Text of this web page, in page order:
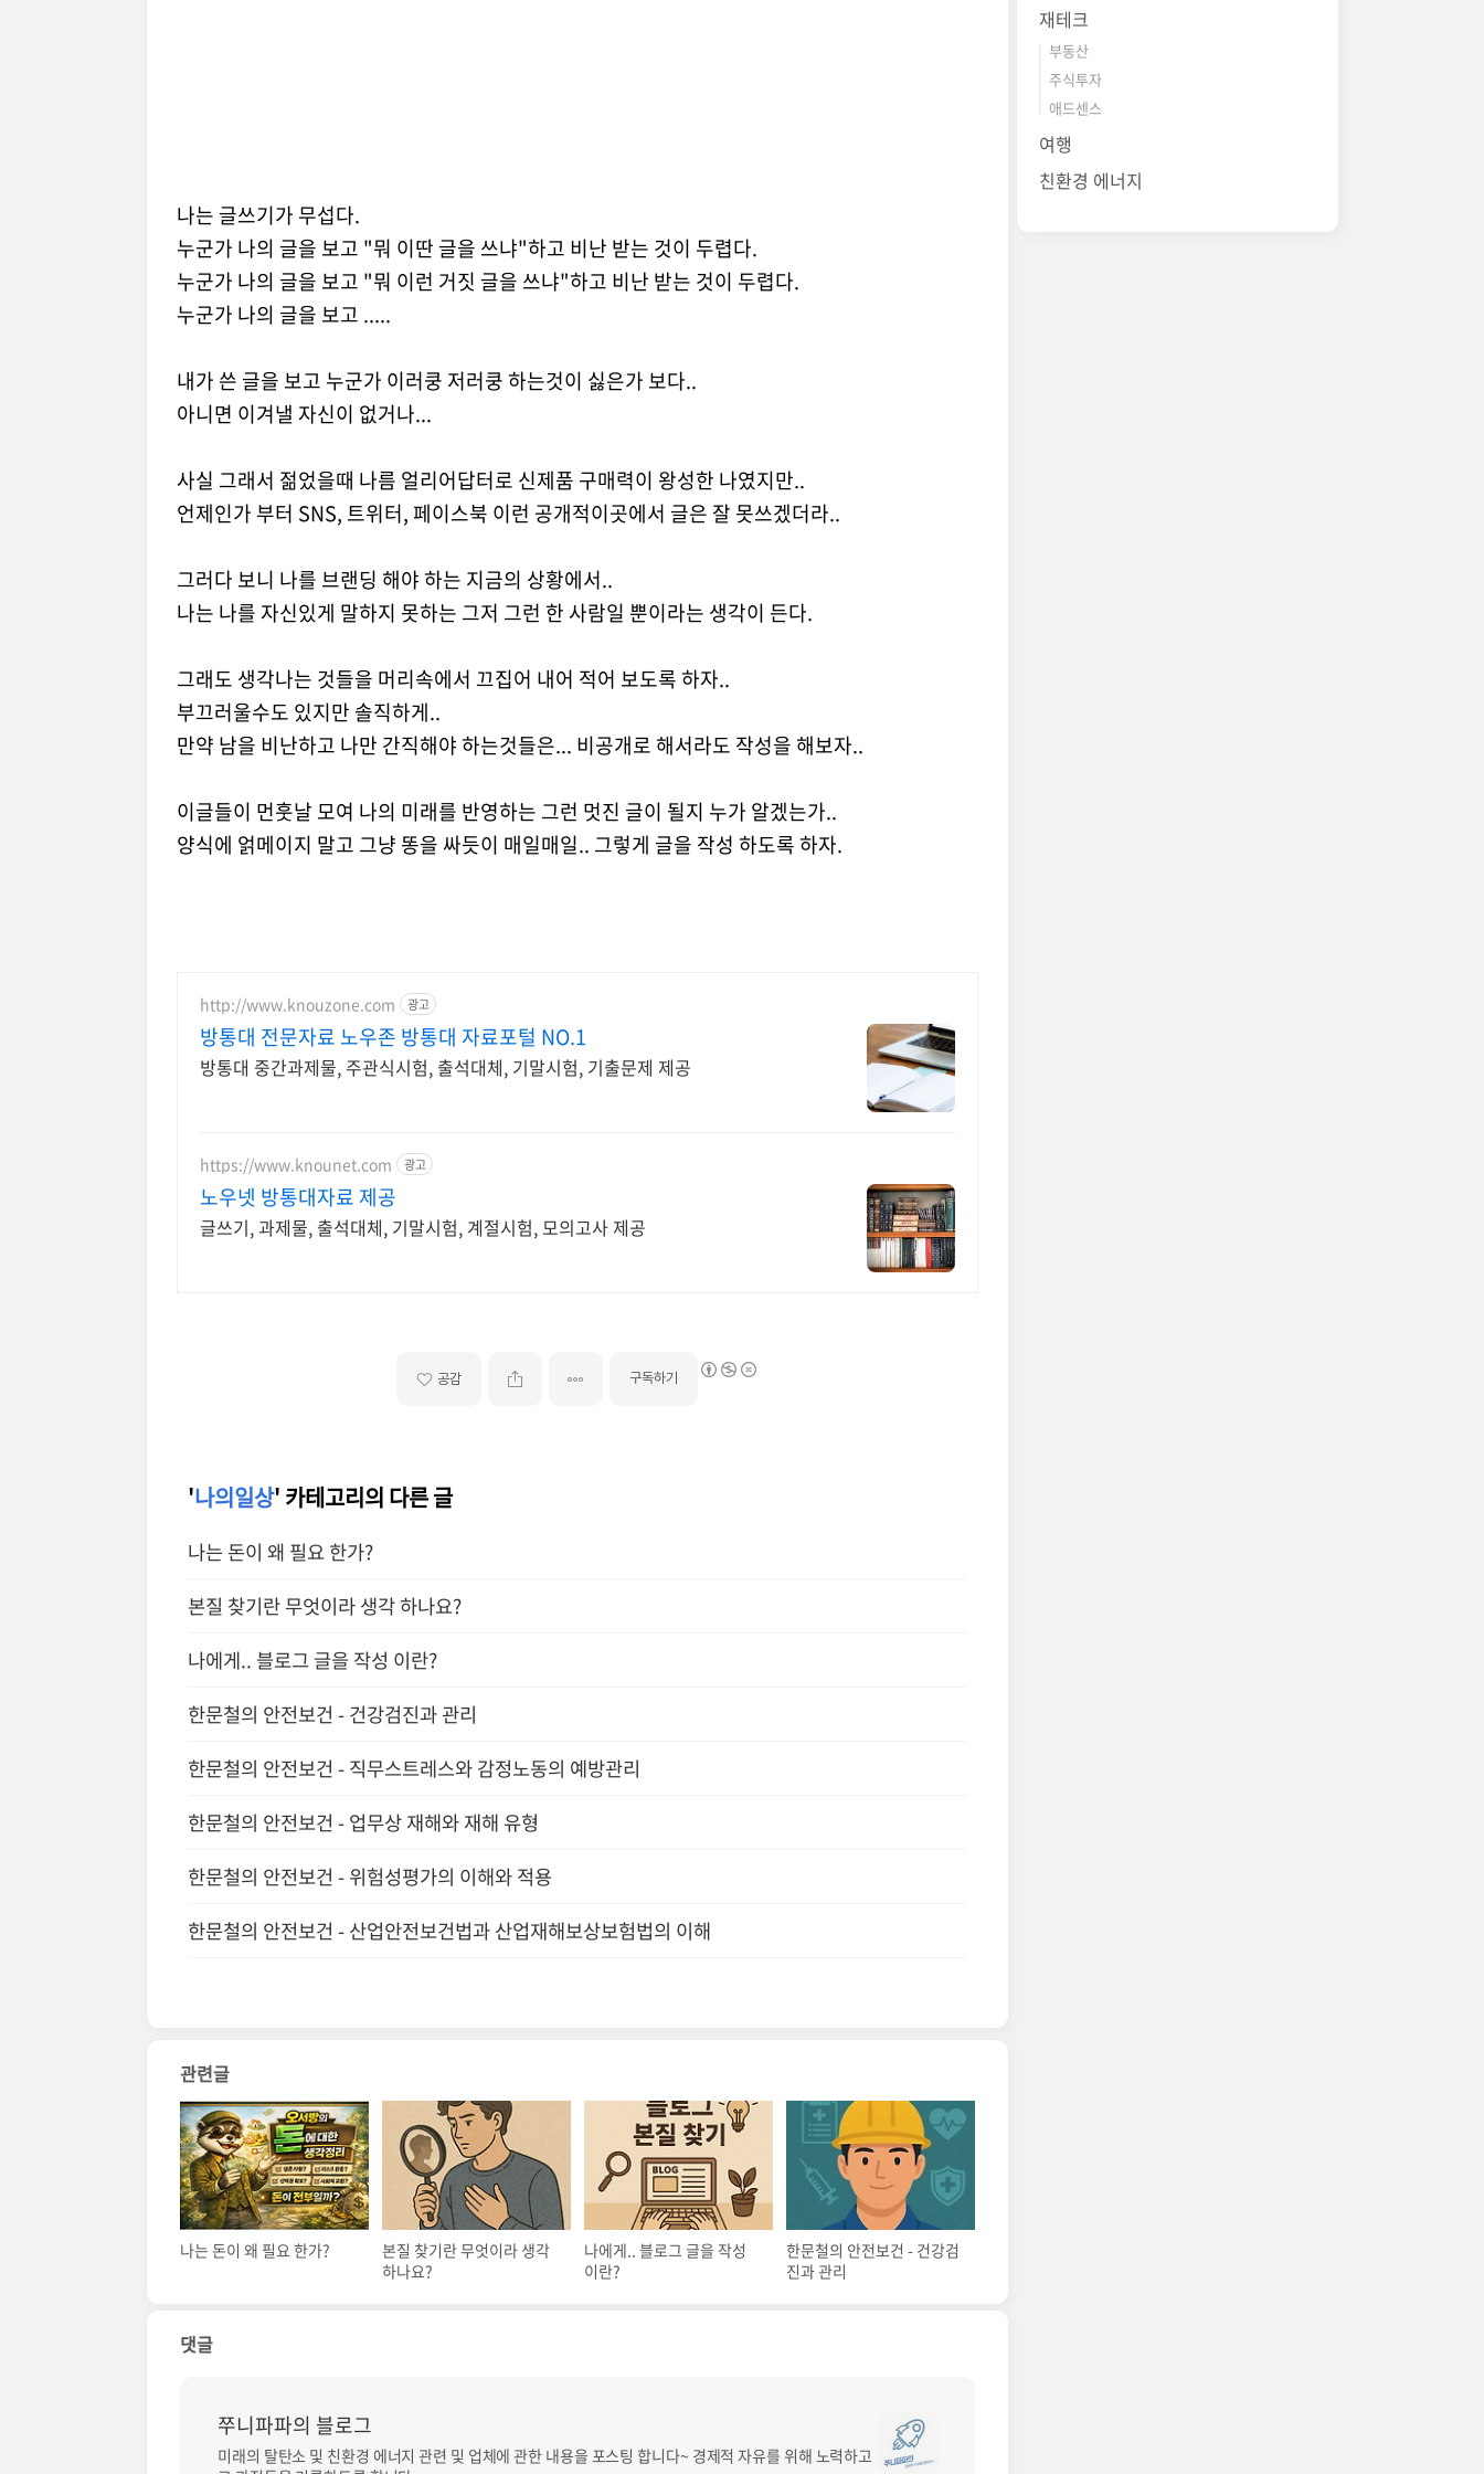
나는 글쓰기가 무섭다.
누군가 나의 글을 보고 "뭐 이딴 글을 쓰냐"하고 비난 받는 것이 두렵다.
누군가 나의 글을 보고 "뭐 이런 거짓 글을 쓰냐"하고 비난 받는 것이 두렵다.
누군가 나의 글을 보고 .....
내가 쓴 글을 보고 누군가 이러쿵 저러쿵 하는것이 싫은가 보다..
아니면 이겨낼 자신이 없거나...
사실 그래서 젊었을때 나름 얼리어답터로 신제품 구매력이 왕성한 나였지만..
언제인가 부터 SNS, 트위터, 페이스북 이런 공개적이곳에서 글은 잘 못쓰겠더라..
그러다 보니 나를 브랜딩 해야 하는 지금의 상황에서..
나는 나를 자신있게 말하지 못하는 그저 그런 한 사람일 뿐이라는 생각이 든다.
그래도 생각나는 것들을 머리속에서 끄집어 내어 적어 보도록 하자..
부끄러울수도 있지만 솔직하게..
만약 남을 비난하고 나만 간직해야 하는것들은... 비공개로 해서라도 작성을 해보자..
이글들이 먼훗날 모여 나의 미래를 반영하는 그런 멋진 글이 될지 누가 알겠는가..
양식에 얽메이지 말고 그냥 똥을 싸듯이 매일매일.. 그렇게 글을 작성 하도록 하자.
http://www.knouzone.com 광고
방통대 전문자료 노우존 방통대 자료포털 NO.1
방통대 중간과제물, 주관식시험, 출석대체, 기말시험, 기출문제 제공
https://www.knounet.com 광고
노우넷 방통대자료 제공
글쓰기, 과제물, 출석대체, 기말시험, 계절시험, 모의고사 제공
공감 구독하기
'나의일상' 카테고리의 다른 글
나는 돈이 왜 필요 한가?
본질 찾기란 무엇이라 생각 하나요?
나에게.. 블로그 글을 작성 이란?
한문철의 안전보건 - 건강검진과 관리
한문철의 안전보건 - 직무스트레스와 감정노동의 예방관리
한문철의 안전보건 - 업무상 재해와 재해 유형
한문철의 안전보건 - 위험성평가의 이해와 적용
한문철의 안전보건 - 산업안전보건법과 산업재해보상보험법의 이해
관련글
나는 돈이 왜 필요 한가?
본질 찾기란 무엇이라 생각
하나요?
나에게.. 블로그 글을 작성
이란?
한문철의 안전보건 - 건강검
진과 관리
댓글
쭈니파파의 블로그
미래의 탈탄소 및 친환경 에너지 관련 및 업체에 관한 내용을 포스팅 합니다~ 경제적 자유를 위해 노력하고
재테크
부동산
주식투자
애드센스
여행
친환경 에너지